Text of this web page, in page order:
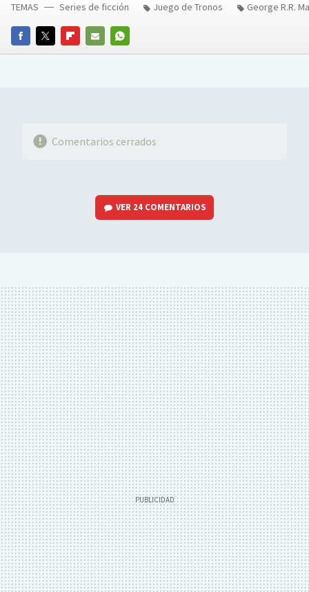
FACEBOOKTWITTERFLIPBOARD
E-
WHATSAPP
TEMAS Series de ficción Juego de Tronos George R.R.
Comentarios cerrados
VER 24 COMENTARIOS